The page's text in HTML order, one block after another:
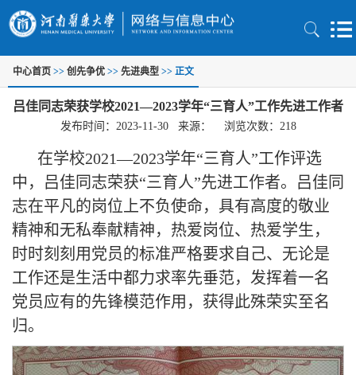
中心首页 >> 创先争优 >> 先进典型 >> 正文
吕佳同志荣获学校2021—2023学年“三育人”工作先进​工作者
发布时间：2023-11-30 来源： 浏览次数： 218
在学校2021—2023学年“三育人”工作评选
中，吕佳同志荣获“三育人”先进工作者。吕佳同
志在平凡的岗位上不负使命，具有高度的敬业
精神和无私奉献精神，热爱岗位、热爱学生，
时时刻刻用党员的标准严格要求自己、无论是
工作还是生活中都力求率先垂范，发挥着一名
党员应有的先锋模范作用，获得此殊荣实至名
归。